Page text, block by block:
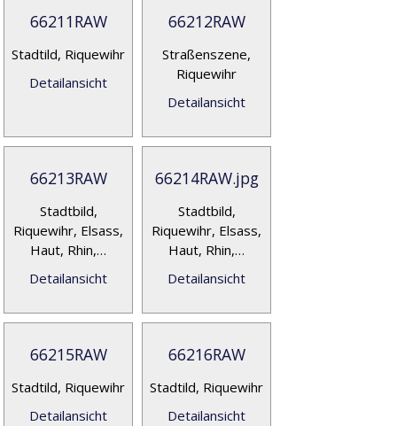
66211RAW
Stadtild, Riquewihr
Detailansicht
66212RAW
Straßenszene,
Riquewihr
Detailansicht
66213RAW
Stadtbild,
Riquewihr, Elsass,
Haut, Rhin,…
Detailansicht
66214RAW.jpg
Stadtbild,
Riquewihr, Elsass,
Haut, Rhin,…
Detailansicht
66215RAW
Stadtild, Riquewihr
Detailansicht
66216RAW
Stadtild, Riquewihr
Detailansicht